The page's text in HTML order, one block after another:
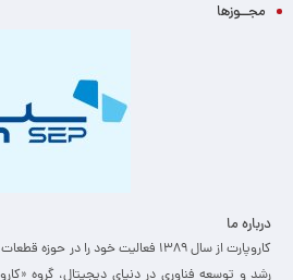
مجــوزها
درباره ما
کاروپارت از سال ۱۳۸۹ فعالیت خود را